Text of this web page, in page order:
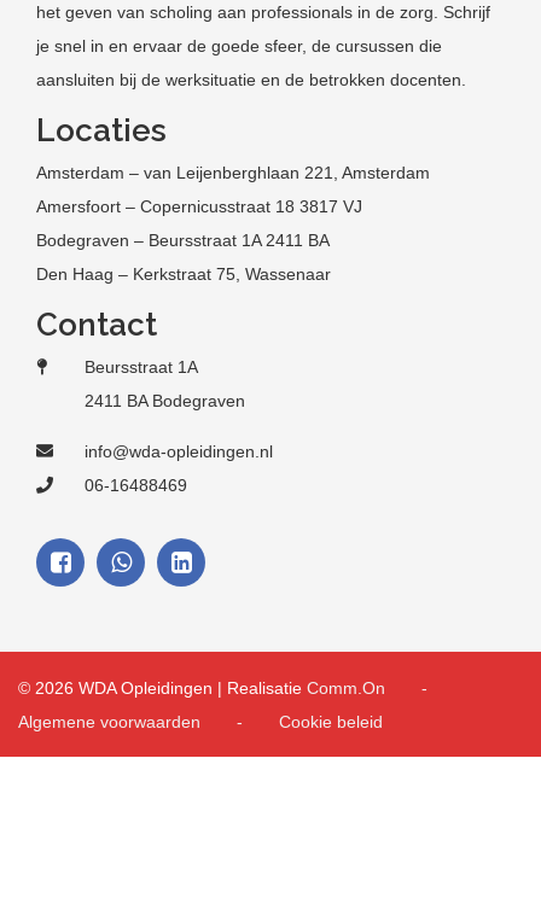
het geven van scholing aan professionals in de zorg. Schrijf
je snel in en ervaar de goede sfeer, de cursussen die
aansluiten bij de werksituatie en de betrokken docenten.
Locaties
Amsterdam – van Leijenberghlaan 221, Amsterdam
Amersfoort – Copernicusstraat 18 3817 VJ
Bodegraven – Beursstraat 1A 2411 BA
Den Haag – Kerkstraat 75, Wassenaar
Contact
Beursstraat 1A
2411 BA Bodegraven
info@wda-opleidingen.nl
06-16488469
© 2026 WDA Opleidingen | Realisatie Comm.On
Algemene voorwaarden
Cookie beleid